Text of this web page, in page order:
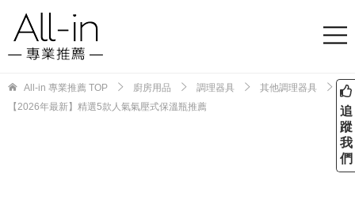
All-in 專業推薦 TOP 廚房用品 調理器具
其他調理器具
【2026年最新】精選5款人氣氣壓式保溫瓶推薦
追
蹤
我
們